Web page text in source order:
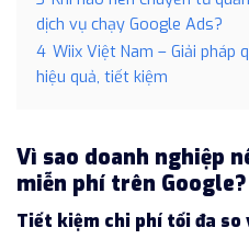
dịch vụ chạy Google Ads?
4 Wiix Việt Nam – Giải pháp
hiệu quả, tiết kiệm
Vì sao doanh nghiệp
miễn phí trên Google?
Tiết kiệm chi phí tối đa